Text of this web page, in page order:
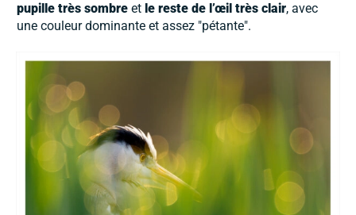
pupille très sombre et le reste de l’œil très clair, avec
une couleur dominante et assez "pétante".